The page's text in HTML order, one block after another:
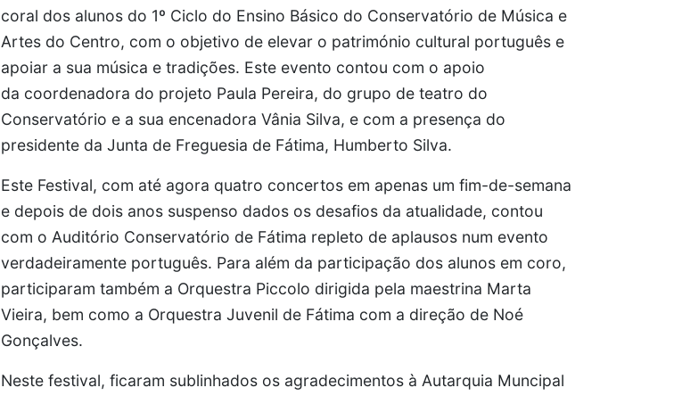
coral dos alunos do 1º Ciclo do Ensino Básico do Conservatório de Música e
Artes do Centro, com o objetivo de elevar o património cultural português e
apoiar a sua música e tradições. Este evento contou com o apoio
da coordenadora do projeto Paula Pereira, do grupo de teatro do
Conservatório e a sua encenadora Vânia Silva, e com a presença do
presidente da Junta de Freguesia de Fátima, Humberto Silva.
Este Festival, com até agora quatro concertos em apenas um fim-de-semana
e depois de dois anos suspenso dados os desafios da atualidade, contou
com o Auditório Conservatório de Fátima repleto de aplausos num evento
verdadeiramente português. Para além da participação dos alunos em coro,
participaram também a Orquestra Piccolo dirigida pela maestrina Marta
Vieira, bem como a Orquestra Juvenil de Fátima com a direção de Noé
Gonçalves.
Neste festival, ficaram sublinhados os agradecimentos à Autarquia Muncipal